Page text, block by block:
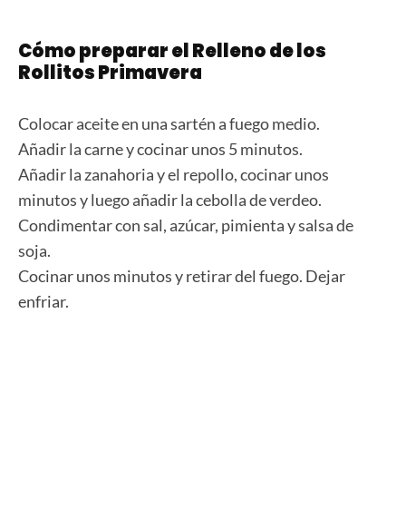
Cómo preparar el Relleno de los
Rollitos Primavera
Colocar aceite en una sartén a fuego medio.
Añadir la carne y cocinar unos 5 minutos.
Añadir la zanahoria y el repollo, cocinar unos
minutos y luego añadir la cebolla de verdeo.
Condimentar con sal, azúcar, pimienta y salsa de
soja.
Cocinar unos minutos y retirar del fuego. Dejar
enfriar.